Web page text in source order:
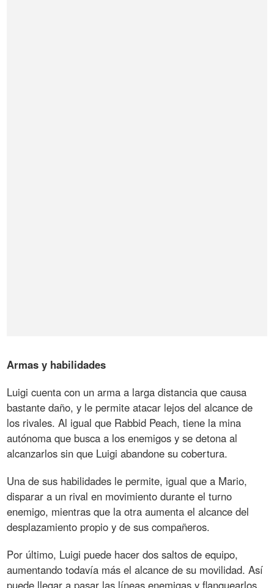
Armas y habilidades
Luigi cuenta con un arma a larga distancia que causa
bastante daño, y le permite atacar lejos del alcance de
los rivales. Al igual que Rabbid Peach, tiene la mina
autónoma que busca a los enemigos y se detona al
alcanzarlos sin que Luigi abandone su cobertura.
Una de sus habilidades le permite, igual que a Mario,
disparar a un rival en movimiento durante el turno
enemigo, mientras que la otra aumenta el alcance del
desplazamiento propio y de sus compañeros.
Por último, Luigi puede hacer dos saltos de equipo,
aumentando todavía más el alcance de su movilidad. Así
puede llegar a pasar las líneas enemigas y flanquearlos.